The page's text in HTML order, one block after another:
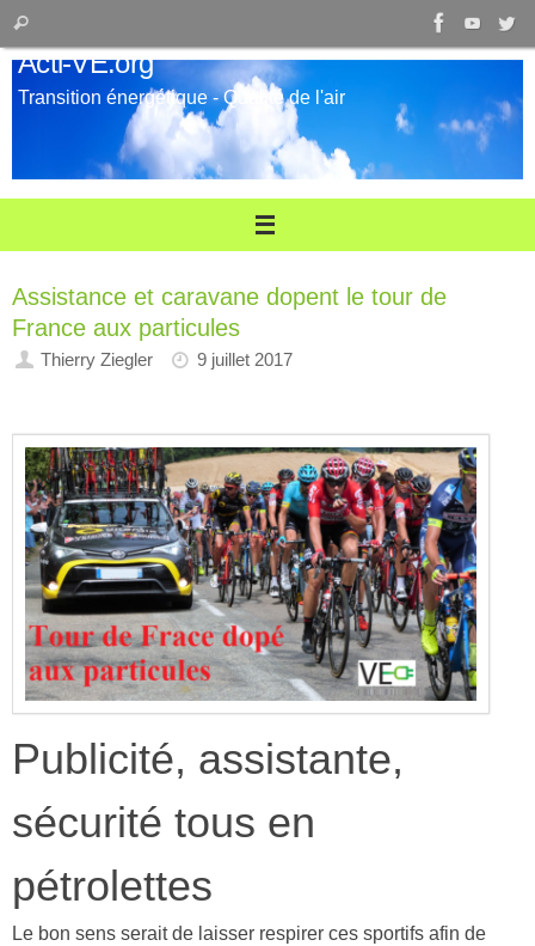
Passer
au
contenu
pour
:
Rechercher
Acti-VE.org
Transition énergétique - Qualité de l'air
Assistance et caravane dopent le tour de
France aux particules
Thierry Ziegler 9 juillet 2017
Publicité, assistante,
sécurité tous en
pétrolettes
Le bon sens serait de laisser respirer ces sportifs afin de